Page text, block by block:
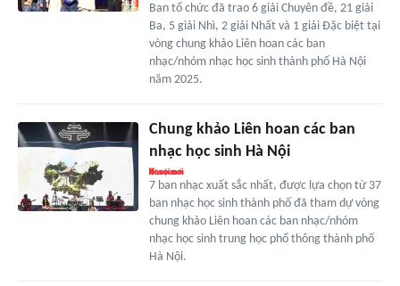
Ban tổ chức đã trao 6 giải Chuyên đề, 21 giải
Ba, 5 giải Nhì, 2 giải Nhất và 1 giải Đặc biệt tại
vòng chung khảo Liên hoan các ban
nhạc/nhóm nhạc học sinh thành phố Hà Nội
năm 2025.
Chung khảo Liên hoan các ban
nhạc học sinh Hà Nội
7 ban nhạc xuất sắc nhất, được lựa chọn từ 37
ban nhạc học sinh thành phố đã tham dự vòng
chung khảo Liên hoan các ban nhạc/nhóm
nhạc học sinh trung học phổ thông thành phố
Hà Nội.